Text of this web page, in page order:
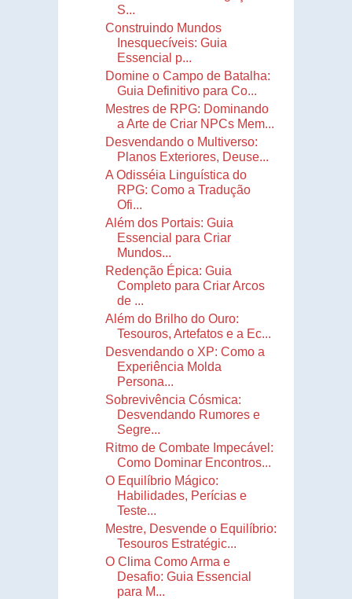
S...
Construindo Mundos
Inesquecíveis: Guia
Essencial p...
Domine o Campo de Batalha:
Guia Definitivo para Co...
Mestres de RPG: Dominando
a Arte de Criar NPCs Mem...
Desvendando o Multiverso:
Planos Exteriores, Deuse...
A Odisséia Linguística do
RPG: Como a Tradução
Ofi...
Além dos Portais: Guia
Essencial para Criar
Mundos...
Redenção Épica: Guia
Completo para Criar Arcos
de ...
Além do Brilho do Ouro:
Tesouros, Artefatos e a Ec...
Desvendando o XP: Como a
Experiência Molda
Persona...
Sobrevivência Cósmica:
Desvendando Rumores e
Segre...
Ritmo de Combate Impecável:
Como Dominar Encontros...
O Equilíbrio Mágico:
Habilidades, Perícias e
Teste...
Mestre, Desvende o Equilíbrio:
Tesouros Estratégic...
O Clima Como Arma e
Desafio: Guia Essencial
para M...